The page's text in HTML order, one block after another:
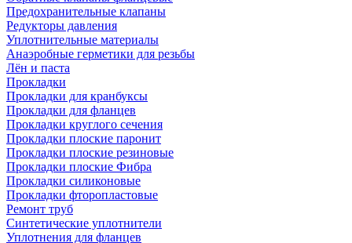
Предохранительные клапаны
Редукторы давления
Уплотнительные материалы
Анаэробные герметики для резьбы
Лён и паста
Прокладки
Прокладки для кранбуксы
Прокладки для фланцев
Прокладки круглого сечения
Прокладки плоские паронит
Прокладки плоские резиновые
Прокладки плоские Фибра
Прокладки силиконовые
Прокладки фторопластовые
Ремонт труб
Синтетические уплотнители
Уплотнения для фланцев